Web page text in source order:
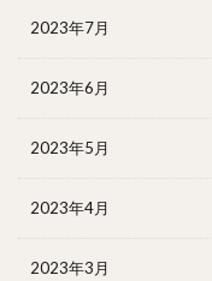
2023年7月
2023年6月
2023年5月
2023年4月
2023年3月